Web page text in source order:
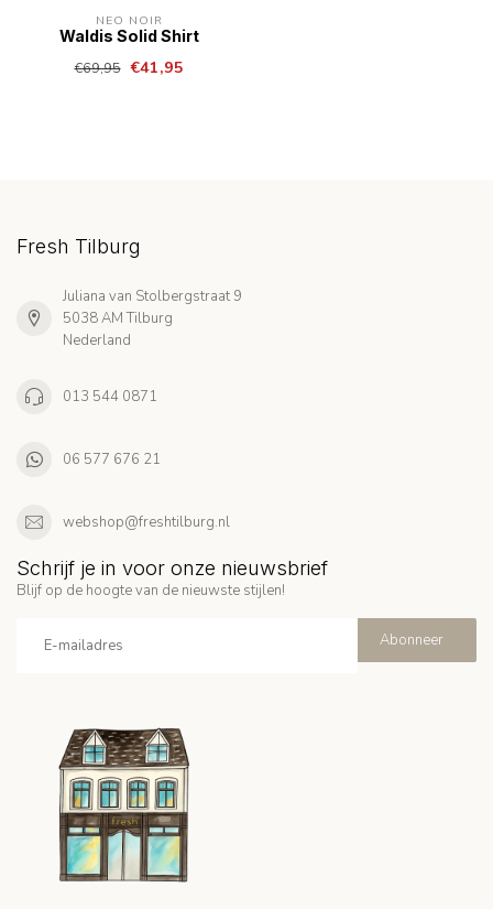
NEO NOIR
Waldis Solid Shirt
€69,95 €41,95
Fresh Tilburg
Juliana van Stolbergstraat 9
5038 AM Tilburg
Nederland
013 544 0871
06 577 676 21
webshop@freshtilburg.nl
Schrijf je in voor onze nieuwsbrief
Blijf op de hoogte van de nieuwste stijlen!
Abonneer